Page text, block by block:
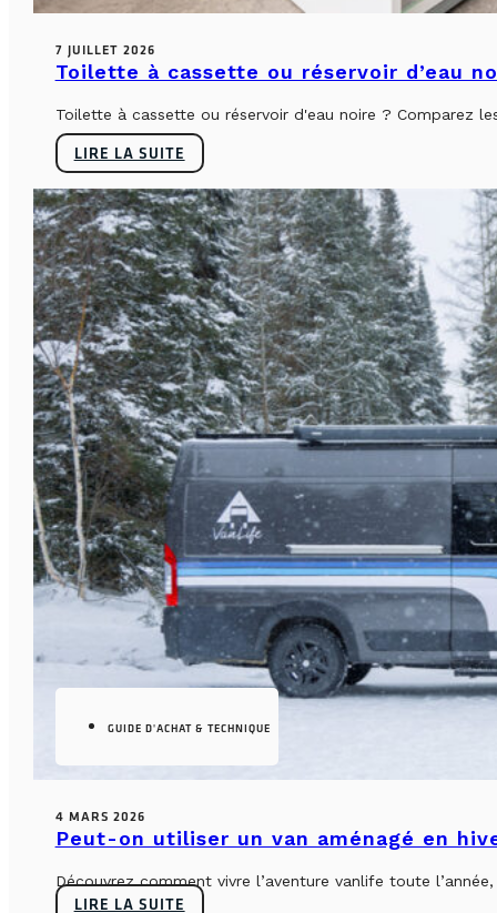
7 JUILLET 2026
Toilette à cassette ou réservoir d’eau
Toilette à cassette ou réservoir d'eau noire ? Comparez
LIRE LA SUITE
GUIDE D'ACHAT & TECHNIQUE
4 MARS 2026
Peut-on utiliser un van aménagé en
Découvrez comment vivre l’aventure vanlife toute
LIRE LA SUITE